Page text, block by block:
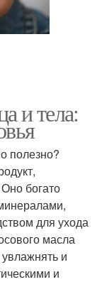
и тела:
полезно?
богато
для ухода
масла
и
и